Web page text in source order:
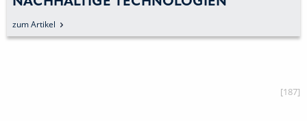
zum Artikel
[187]